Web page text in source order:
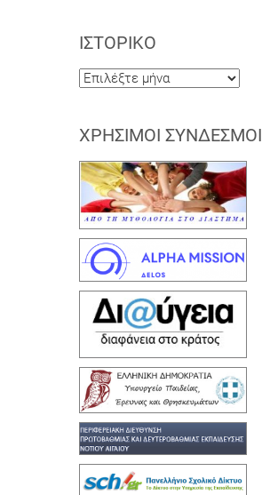
ΙΣΤΟΡΙΚΌ
Ιστορικό
ΧΡΉΣΙΜΟΙ ΣΎΝΔΕΣΜΟΙ